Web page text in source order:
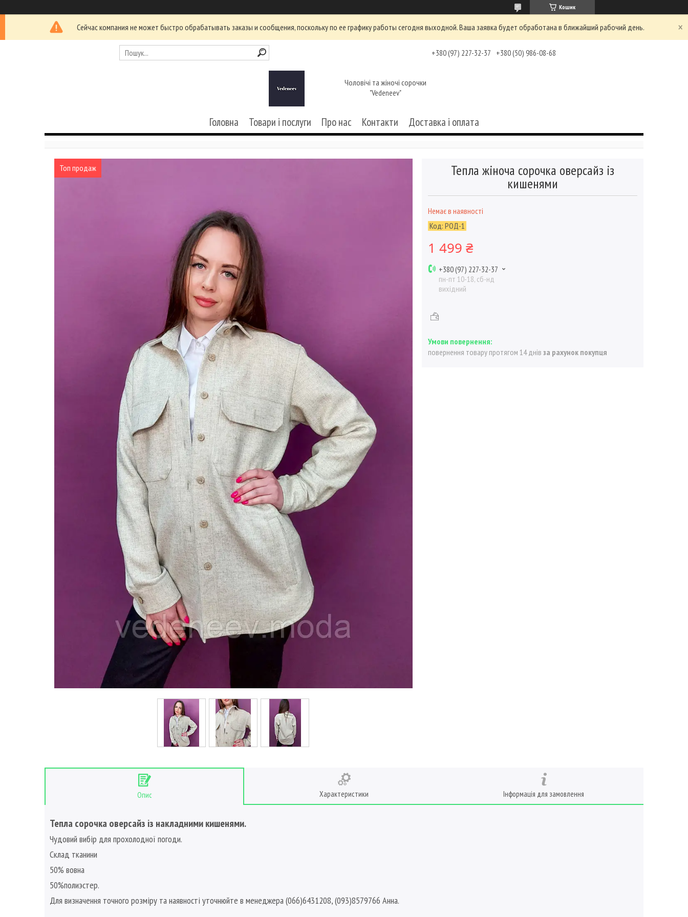
Кошик
Сейчас компания не может быстро обрабатывать заказы и сообщения, поскольку по ее графику работы сегодня выходной. Ваша заявка будет обработана в ближайший рабочий день.
+380 (97) 227-32-37 +380 (50) 986-08-68
Чоловічі та жіночі сорочки
"Vedeneev"
Головна Товари і послуги Про нас Контакти Доставка і оплата
Топ продаж Тепла жіноча сорочка оверсайз із
кишенями
Немає в наявності
Код: РОД-1
1 499 ₴
+380 (97) 227-32-37
пн-пт 10-18, сб-нд
вихідний
повернення товару протягом 14 днів за рахунок покупця
Опис Характеристики Інформація для замовлення
Тепла сорочка оверсайз із накладними кишенями.
Чудовий вибір для прохолодної погоди.
Склад тканини
50% вовна
50%полиэстер.
Для визначення точного розміру та наявності уточнюйте в менеджера (066)6431208, (093)8579766 Анна.